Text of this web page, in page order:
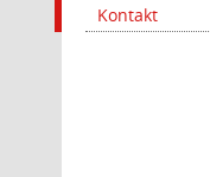
Kontakt